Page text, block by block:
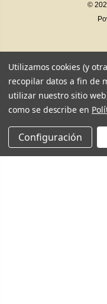
©
Utilizamos cookies (y
recopilar datos a fin de
utilizar nuestro sitio
como se describe en
Configuración